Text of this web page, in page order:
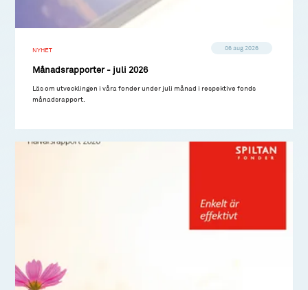
NYHET 06 aug 2026
Månadsrapporter - juli 2026
Läs om utvecklingen i våra fonder under juli månad i respektive fonds
månadsrapport.